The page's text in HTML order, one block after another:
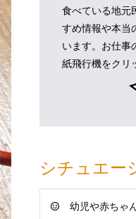
食べている地元
すめ情報や本当
います。お仕事
紙飛行機をクリ
シチュエー
幼児や赤ちゃ